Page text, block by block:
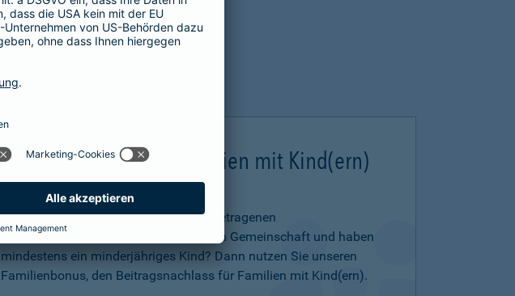
Familienbonus – für Familien mit Kind(ern)
Sind Sie verheiratet, leben in einer eingetragenen
Lebenspartnerschaft oder eheähnlichen Gemeinschaft und haben
mindestens ein minderjähriges Kind? Dann nutzen Sie unseren
Familienbonus, den Beitragsnachlass für Familien mit Kind(ern).